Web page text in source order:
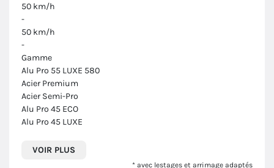
50 km/h
-
50 km/h
-
Gamme
Alu Pro 55 LUXE 580
Acier Premium
Acier Semi-Pro
Alu Pro 45 ECO
Alu Pro 45 LUXE
VOIR PLUS
* avec lestages et arrimage adaptés